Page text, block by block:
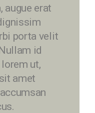
augue erat
porta velit
id
ut,
amet